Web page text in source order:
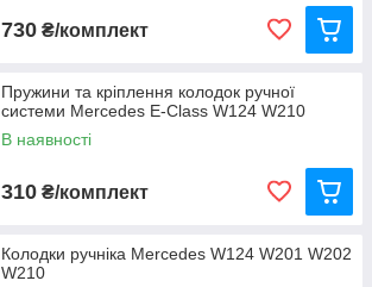
730 ₴/комплект
Пружини та кріплення колодок ручної
системи Mercedes E-Class W124 W210
В наявності
310 ₴/комплект
Колодки ручніка Mercedes W124 W201 W202
W210